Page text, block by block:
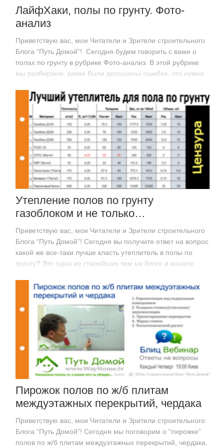
ЛайфХаки, полы по грунту. Фото-
анализ
Приветствую вас, мои Читатели и Зрители строительного
Блога “Путь Домой”! Сегодня будем говорить с вами о
полах по грунту в рубрике Фото-анализ. В этой рубрике
мы разбираем, какие были допущены ошибки, что нужно
Утепление полов по грунту
газоблоком и не только…
Приветствую вас, мои Читатели и Зрители строительного
Блога “Путь Домой”! Сегодня вы получите ответ на вопрос
какой же все-таки лучше класть утеплитель в полы по
грунту? Это одна из старейших тем на блоге и канале.
Пирожок полов по ж/б плитам
междуэтажных перекрытий, чердака
Приветствую вас, мои Читатели и Зрители строительного
Блога “Путь Домой”! Сегодня мы поговорим о “пирожке”
полов по ж/б плитам междуэтажных перекрытий, чердака.